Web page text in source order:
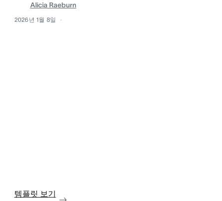
Alicia Raeburn
2026년 1월 8일
템플릿 보기